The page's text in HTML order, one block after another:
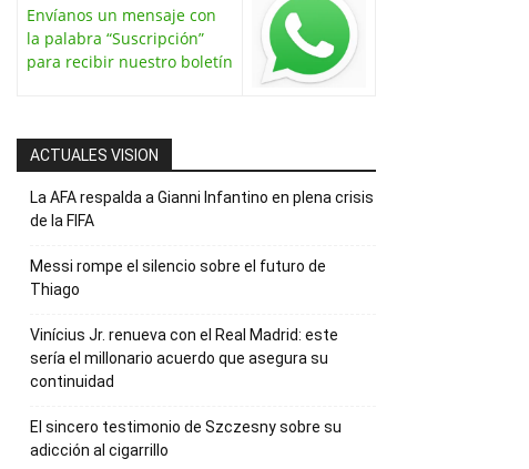
Envíanos un mensaje con
la palabra “Suscripción”
para recibir nuestro boletín
ACTUALES VISION
La AFA respalda a Gianni Infantino en plena crisis
de la FIFA
Messi rompe el silencio sobre el futuro de
Thiago
Vinícius Jr. renueva con el Real Madrid: este
sería el millonario acuerdo que asegura su
continuidad
El sincero testimonio de Szczesny sobre su
adicción al cigarrillo